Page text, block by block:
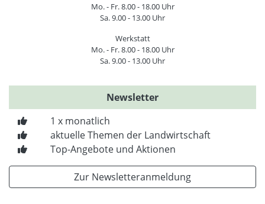
Mo. - Fr. 8.00 - 18.00 Uhr
Sa. 9.00 - 13.00 Uhr
Werkstatt
Mo. - Fr. 8.00 - 18.00 Uhr
Sa. 9.00 - 13.00 Uhr
Newsletter
1 x monatlich
aktuelle Themen der Landwirtschaft
Top-Angebote und Aktionen
Zur Newsletteranmeldung